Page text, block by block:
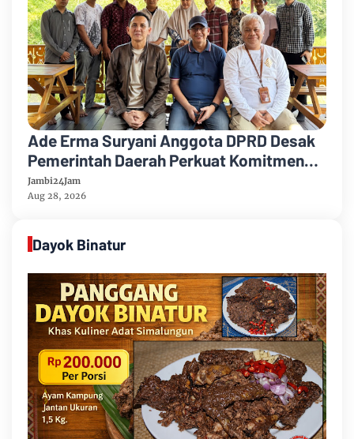
Ade Erma Suryani Anggota DPRD Desak
Pemerintah Daerah Perkuat Komitmen
Konservasi Terhadap Candi Muarojambi
Jambi24Jam
Aug 28, 2026
Dayok Binatur